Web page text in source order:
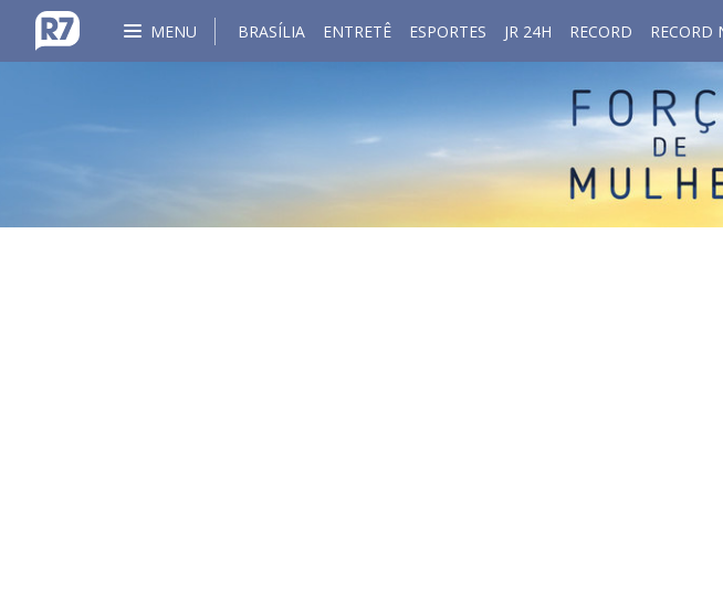
MENU BRASÍLIA ENTRETÊ ESPORTES JR 24H RECORD RECORD